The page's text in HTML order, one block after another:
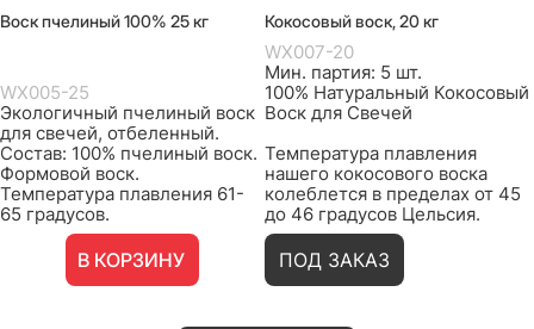
Воск пчелиный 100% 25 кг
WX005-25
Экологичный пчелиный воск
для свечей, отбеленный.
Состав: 100% пчелиный воск.
Формовой воск.
Температура плавления 61-
65 градусов.
В КОРЗИНУ
Кокосовый воск, 20 кг
WX007-20
Мин. партия: 5 шт.
100% Натуральный Кокосовый
Воск для Свечей
Температура плавления
нашего кокосового воска
колеблется в пределах от 45
до 46 градусов Цельсия.
ПОД ЗАКАЗ